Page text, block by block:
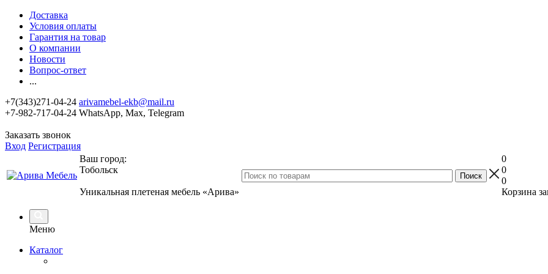
Доставка
Условия оплаты
Гарантия на товар
О компании
Новости
Вопрос-ответ
...
+7(343)271-04-24 arivamebel-ekb@mail.ru
+7-982-717-04-24 WhatsApp, Max, Telegram
Заказать звонок
Вход Регистрация
Ваш город:
Тобольск
Уникальная плетеная мебель «Арива»
0
0
0
Корзина
Меню
Каталог